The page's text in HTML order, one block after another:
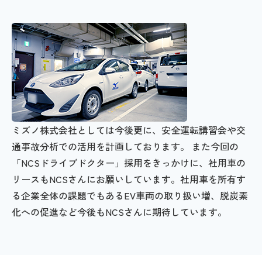
ミズノ株式会社としては今後更に、安全運転講習会や交
通事故分析での活用を計画しております。 また今回の
「NCSドライブドクター」採用をきっかけに、社用車の
リースもNCSさんにお願いしています。社用車を所有す
る企業全体の課題でもあるEV車両の取り扱い増、脱炭素
化への促進など今後もNCSさんに期待しています。